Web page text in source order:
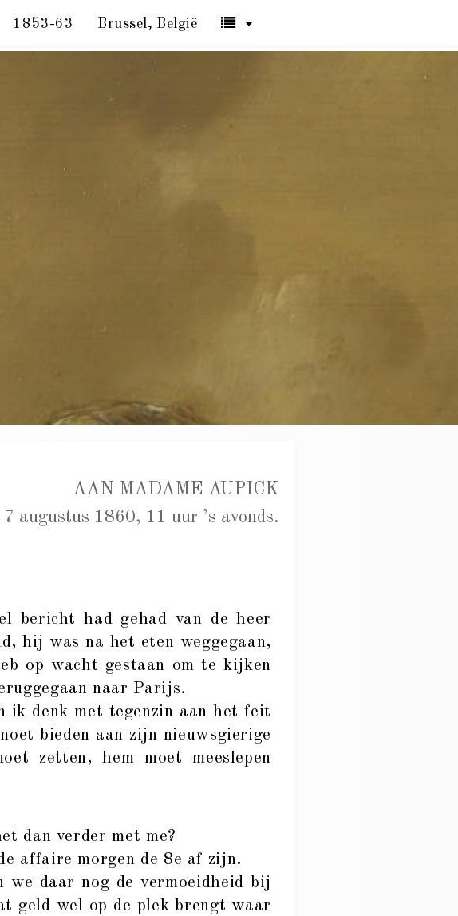
1853-63 Brussel, België
AAN MADAME AUPICK
augustus 1860, 11 uur ’s avonds.
bericht had gehad van de heer
hij was na het eten weggegaan,
op wacht gestaan om te kijken
naar Parijs.
ik denk met tegenzin aan het feit
bieden aan zijn nieuwsgierige
zetten, hem moet meeslepen
dan verder met me?
affaire morgen de 8e af zijn.
daar nog de vermoeidheid bij
geld wel op de plek brengt waar